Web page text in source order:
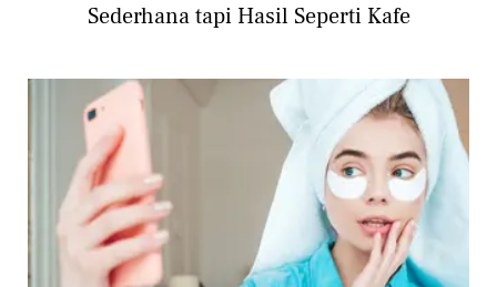
Sederhana tapi Hasil Seperti Kafe